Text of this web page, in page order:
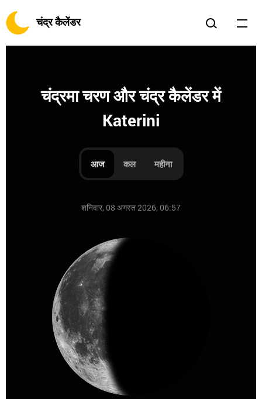
चंद्र कैलेंडर
चंद्रमा चरण और चंद्र कैलेंडर में
Katerini
आज कल महीना
शनिवार, 08 अगस्त 2026, 06:57